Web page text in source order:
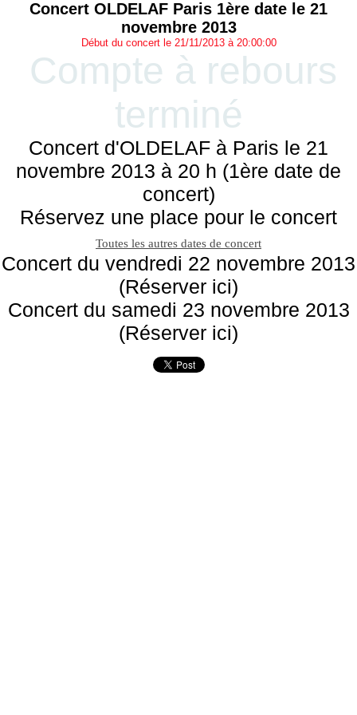
Concert OLDELAF Paris 1ère date le 21
novembre 2013
Début du concert le 21/11/2013 à 20:00:00
Compte à rebours
terminé
Concert d'OLDELAF à Paris le 21
novembre 2013 à 20 h (1ère date de
concert)
Réservez une place pour le concert
Toutes les autres dates de concert
Concert du vendredi 22 novembre 2013
(Réserver ici)
Concert du samedi 23 novembre 2013
(Réserver ici)